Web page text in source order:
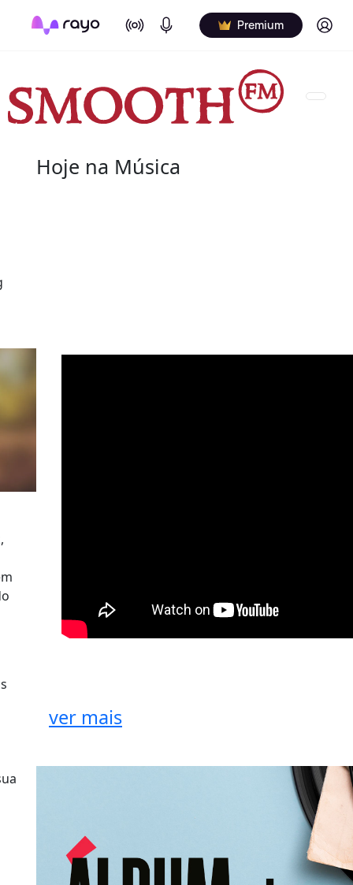
On Air Podcasts Premium Log in
Hoje na Música
ver mais